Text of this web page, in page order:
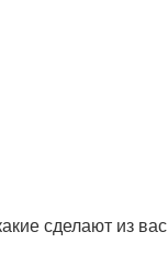
сделают из вас